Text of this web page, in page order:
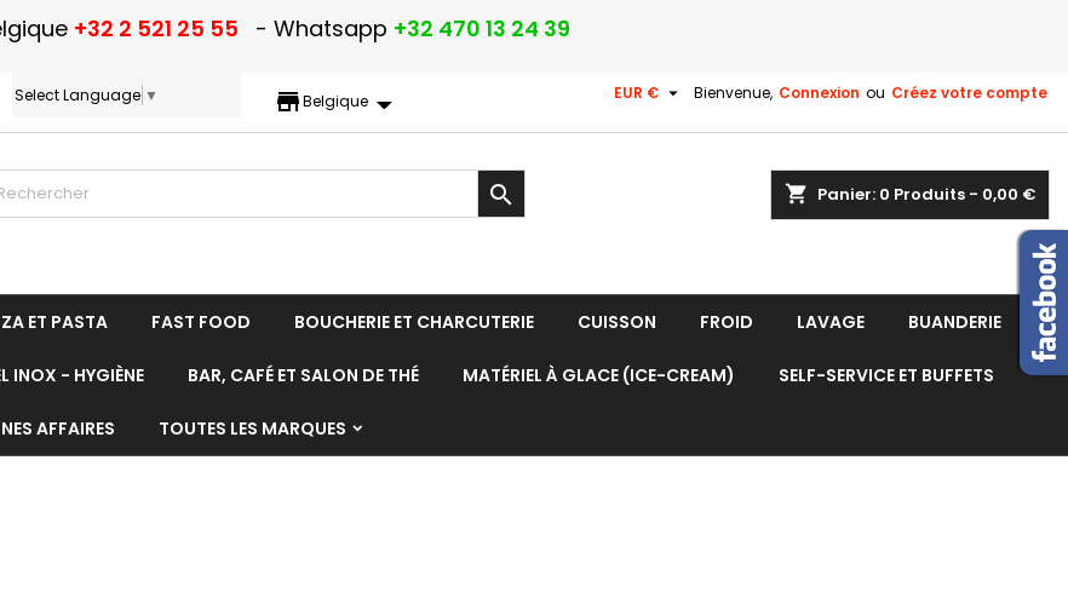
+32 2 521 25 55 - Whatsapp +32 470 13 24 39
Select Language ▼ storefront
Belgique Bienvenue, Connexion ou Créez votre compte
EUR € 
shopping_cart Panier: 0 Produits - 0,00 €

ET PASTA FAST FOOD BOUCHERIE ET CHARCUTERIE CUISSON FROID LAVAGE BUANDERIE
INOX - HYGIÈNE BAR, CAFÉ ET SALON DE THÉ MATÉRIEL À GLACE (ICE-CREAM) SELF-SERVICE ET BUFFETS
AFFAIRES TOUTES LES MARQUES